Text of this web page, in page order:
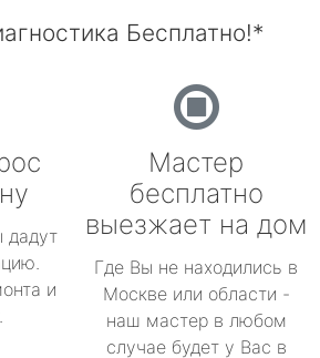
Бесплатно!*
дадут
и
Мастер
бесплатно
выезжает на дом
Где Вы не находились в
Москве или области -
наш мастер в любом
случае будет у Вас в